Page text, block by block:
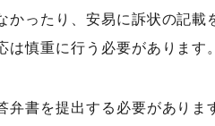
ったり、安易に訴状の記載
慎重に行う必要があります。
書を提出する必要がありま